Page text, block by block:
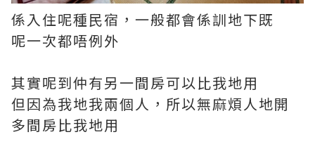
係入住呢種民宿，一般都會係訓地下既
呢一次都唔例外
其實呢到仲有另一間房可以比我地用
但因為我地我兩個人，所以無麻煩人地開
多間房比我地用